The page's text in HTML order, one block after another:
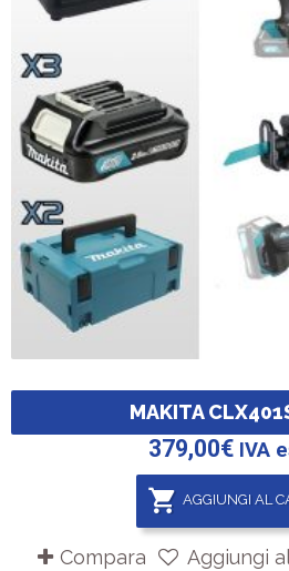
MAKITA
379,00€ IVA
AGGIUNGI AL
Compara Aggiungi